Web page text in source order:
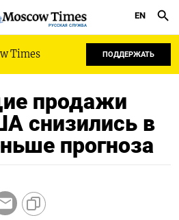
РУССКАЯ СЛУЖБА
EN
Times ПОДДЕРЖАТЬ
продажи
снизились в
прогноза